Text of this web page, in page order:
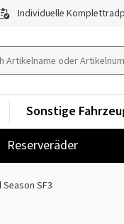
Individuelle
Reserveräder
Sonstige
SF3